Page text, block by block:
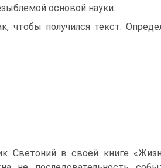
основой науки.
чтобы получился текст.
Светоний в своей книге